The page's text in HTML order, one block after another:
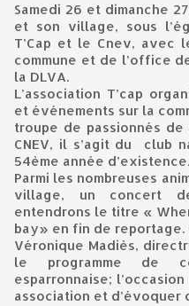
Samedi 26 et dimanche 27 juin, Esparron fêtera son lac
et son village, sous
T’Cap et le Cnev, avec
commune et de l’office
la DLVA.
L’association T’cap
et événements sur la
troupe de passionnés de
CNEV, il s’agit du club
54ème année d’existence.
Parmi les nombreuses
village, un concert
entendrons le titre «
bay» en fin de
Véronique Madiès,
le programme de
esparronnaise;
association et d’évoquer